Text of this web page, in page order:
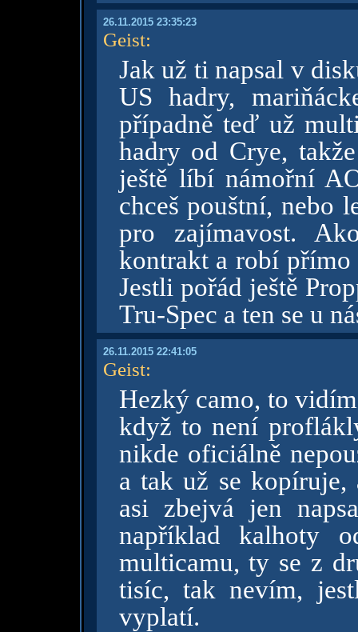
26.11.2015 23:35:23
Geist:
Jak už ti napsal v
US hadry,
případně teď už
hadry od Crye,
ještě líbí námořní
chceš pouštní, nebo
pro zajímavost.
kontrakt a robí
Jestli pořád ještě
Tru-Spec a ten se u
26.11.2015 22:41:05
Geist:
Hezký camo, to
když to není
nikde oficiálně
a tak už se kopíruje,
asi zbejvá jen
například kalhoty
multicamu, ty se z
tisíc, tak nevím,
vyplatí.